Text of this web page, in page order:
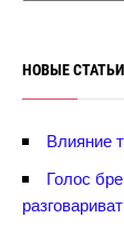
НОВЫЕ СТАТЬИ
лияние
Голос